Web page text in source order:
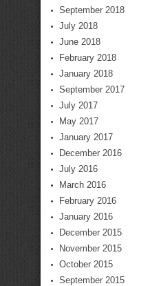
September 2018
July 2018
June 2018
February 2018
January 2018
September 2017
July 2017
May 2017
January 2017
December 2016
July 2016
March 2016
February 2016
January 2016
December 2015
November 2015
October 2015
September 2015